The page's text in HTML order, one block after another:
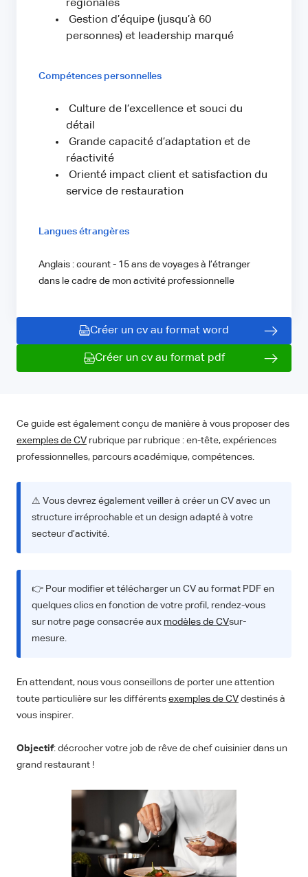
régionales
Gestion d’équipe (jusqu’à 60
personnes) et leadership marqué
Compétences personnelles
Culture de l’excellence et souci du
détail
Grande capacité d’adaptation et de
réactivité
Orienté impact client et satisfaction du
service de restauration
Langues étrangères
Anglais : courant - 15 ans de voyages à l’étranger
dans le cadre de mon activité professionnelle
Créer un cv au format word
Créer un cv au format pdf
Ce guide est également conçu de manière à vous proposer des
exemples de CV rubrique par rubrique : en-tête, expériences
professionnelles, parcours académique, compétences.
⚠ Vous devrez également veiller à créer un CV avec un
structure irréprochable et un design adapté à votre
secteur d’activité.
👉 Pour modifier et télécharger un CV au format PDF en
quelques clics en fonction de votre profil, rendez-vous
sur notre page consacrée aux modèles de CVsur-
mesure.
En attendant, nous vous conseillons de porter une attention
toute particulière sur les différents exemples de CV destinés à
vous inspirer.
Objectif: décrocher votre job de rêve de chef cuisinier dans un
grand restaurant !